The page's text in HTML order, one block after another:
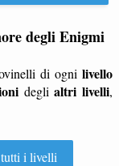
degli Enigmi
di ognilivello
deglialtri livelli,
i livelli